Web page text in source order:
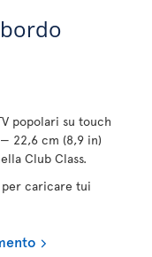
popolari su touch
22,6 cm (8,9 in)
Club Class.
per caricare tui